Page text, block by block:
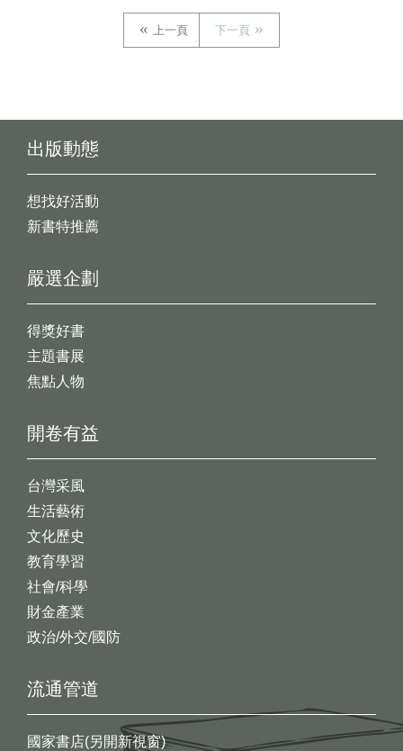
上一頁 下一頁
出版動態
想找好活動
新書特推薦
開卷有益
台灣采風
生活藝術
文化歷史
教育學習
社會/科學
財金產業
政治/外交/國防
嚴選企劃
得獎好書
主題書展
焦點人物
流通管道
國家書店(另開新視窗)